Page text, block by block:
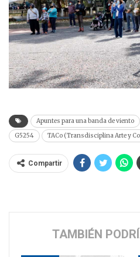
Apuntes para una banda de viento
G5254
TACo (Transdisciplina Arte y
Compartir
TAMBIÉN